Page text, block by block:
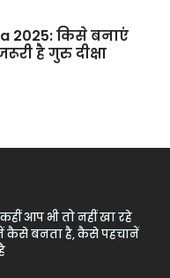
2025: किसे बनाएं
है गुरु दीक्षा
आप भी तो नहीं खा रहे
कैसे बनता है, कैसे पहचानें